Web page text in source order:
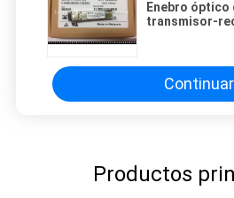
Enebro óptico
transmisor-
Continuar
Productos